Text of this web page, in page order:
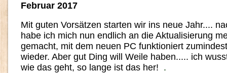
Februar 2017
Mit guten Vorsätzen starten wir ins neue Jahr....
habe ich mich nun endlich an die Aktualisierung
gemacht, mit dem neuen PC funktioniert
wieder. Aber gut Ding will Weile haben..... ich
wie das geht, so lange ist das her! .